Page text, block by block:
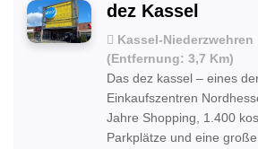
dez Kassel
Kassel-Niederzwehren
(Entfernung: 3,7 Km)
Das dez kassel – eines
Einkaufszentren
Jahre Shopping, 1.400
Parkplätze und eine